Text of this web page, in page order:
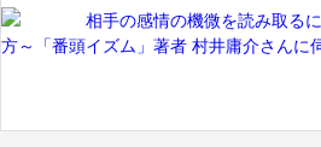
相手の感情の機微を読み取る
方～「番頭イズム」著者 村井庸介さんに